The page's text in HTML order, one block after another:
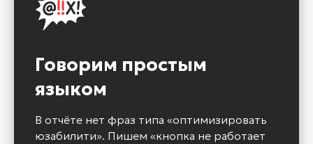
Говорим простым
языком
В отчёте нет фраз типа «оптимизировать
юзабилити». Пишем «кнопка не работает